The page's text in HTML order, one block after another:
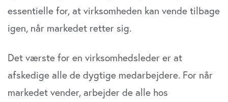
essentielle for, at virksomheden kan vende tilbage
igen, når markedet retter sig.
Det værste for en virksomhedsleder er at
afskedige alle de dygtige medarbejdere. For når
markedet vender, arbejder de alle hos